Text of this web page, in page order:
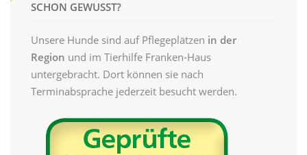
SCHON GEWUSST?
Unsere Hunde sind auf Pflegeplätzen in der
Region und im Tierhilfe Franken-Haus
untergebracht. Dort können sie nach
Terminabsprache jederzeit besucht werden.